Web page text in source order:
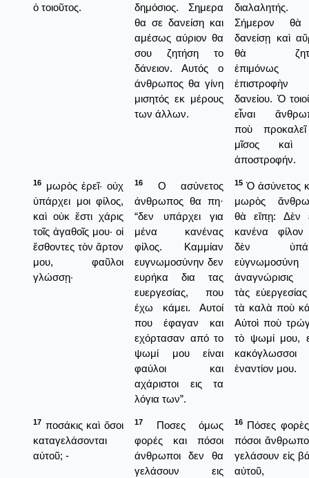
ὁ τοιοῦτος.
δημόσιος. Σημερα
θα σε δανείση και
αμέσως αύριον θα
σου ζητήση το
δάνειον. Αυτός ο
άνθρωπος θα γίνη
μισητός εκ μέρους
των άλλων.
διαλαλητής.
Σήμερον
δανείσῃ καὶ
θὰ
ἐπιμόνως
ἐπιστροφὴν
δανείου. Ὁ
εἶναι
ποὺ
μῖσος καὶ
ἀποστροφήν.
16
μωρὸς ἐρεῖ· οὐχ
ὑπάρχει μοι φίλος,
καὶ οὐκ ἔστι χάρις
τοῖς ἀγαθοῖς μου· οἱ
ἔσθοντες τὸν ἄρτον
μου, φαῦλοι
γλώσσῃ·
16
Ο ασύνετος
άνθρωπος θα πη·
“δεν υπάρχει για
μένα κανένας
φίλος. Καμμίαν
ευγνωμοσύνην δεν
ευρήκα δια τας
ευεργεσίας, που
έχω κάμει. Αυτοί
που έφαγαν και
εχόρτασαν από το
ψωμί μου είναι
φαύλοι και
αχάριστοι εις τα
λόγια των”.
15 Ὁ ἀσύνετος
μωρὸς
θὰ εἴπῃ: Δὲν
κανένα φίλον
δὲν
εὐγνωμοσύνη
ἀναγνώρισις
τὰς
τὰ καλὰ ποὺ
Αὐτοὶ ποὺ
τὸ ψωμί μου,
κακόγλωσσοι
ἐναντίον μου.
17 ποσάκις καὶ ὅσοι
καταγελάσονται
αὐτοῦ; -
17
Ποσες όμως
φορές και πόσοι
άνθρωποι δεν θα
γελάσουν εις
16 Πόσες
πόσοι
γελάσουν εἰς
αὐτοῦ,